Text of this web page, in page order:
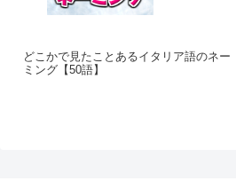
どこかで見たことあるイタリア語のネー
ミング【50語】